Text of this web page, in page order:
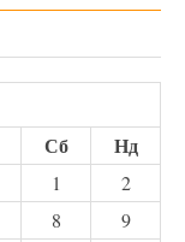
Сб Нд
1
2
8
9